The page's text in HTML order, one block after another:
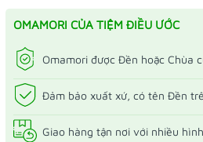
OMAMORI CỦA TIỆM ĐIỀU ƯỚC
Omamori được Đền hoặc Chùa
Đảm bảo xuất xứ, có tên Đền
Giao hàng tận nơi với nhiều